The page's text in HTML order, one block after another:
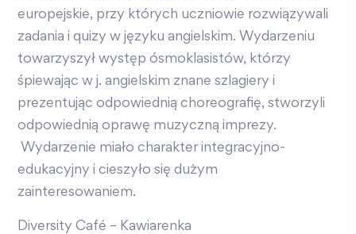
europejskie, przy których uczniowie rozwiązywali
zadania i quizy w języku angielskim. Wydarzeniu
towarzyszył występ ósmoklasistów, którzy
śpiewając w j. angielskim znane szlagiery i
prezentując odpowiednią choreografię, stworzyli
odpowiednią oprawę muzyczną imprezy.
Wydarzenie miało charakter integracyjno-
edukacyjny i cieszyło się dużym
zainteresowaniem.
Diversity Café – Kawiarenka